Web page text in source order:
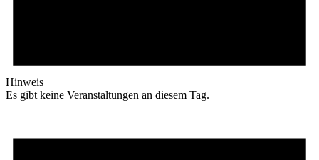
Hinweis
Es gibt keine Veranstaltungen an diesem Tag.